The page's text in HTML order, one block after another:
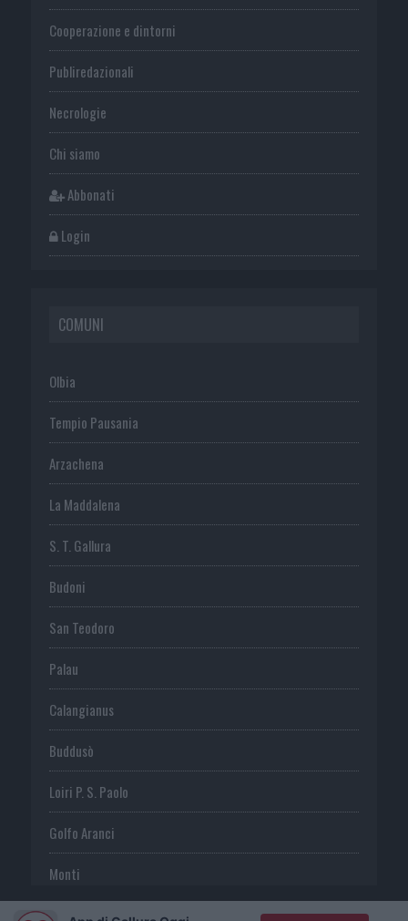
Cooperazione e dintorni
Publiredazionali
Necrologie
Chi siamo
Abbonati
Login
COMUNI
Olbia
Tempio Pausania
Arzachena
La Maddalena
S. T. Gallura
Budoni
San Teodoro
Palau
Calangianus
Buddusò
Loiri P. S. Paolo
Golfo Aranci
Monti
Telti